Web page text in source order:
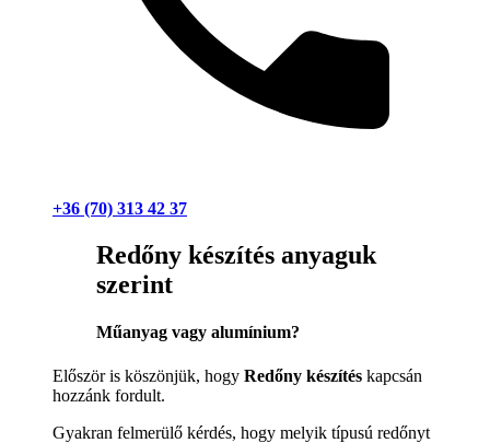
+36 (70) 313 42 37
Redőny készítés anyaguk
szerint
Műanyag vagy alumínium?
Először is köszönjük, hogy Redőny készítés kapcsán
hozzánk fordult.
Gyakran felmerülő kérdés, hogy melyik típusú redőnyt